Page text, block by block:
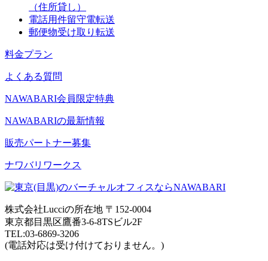
（住所貸し）
電話用件留守電転送
郵便物受け取り転送
料金プラン
よくある質問
NAWABARI会員限定特典
NAWABARIの最新情報
販売パートナー募集
ナワバリワークス
株式会社Lucciの所在地 〒152-0004
東京都目黒区鷹番3-6-8TSビル2F
TEL:03-6869-3206
(電話対応は受け付けておりません。)